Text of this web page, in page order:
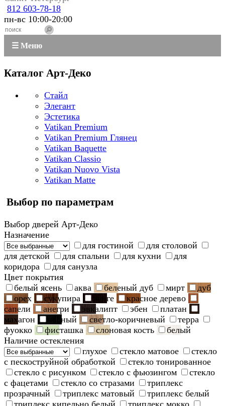
812 603-78-18
пн-вс 10:00-20:00
☰ Меню
Каталог Арт-Деко
Стайл
Элегант
Эстетика
Vatikan Premium
Vatikan Premium Глянец
Vatikan Baquette
Vatikan Classio
Vatikan Nuovo Vista
Vatikan Matte
Выбор по параметрам
Выбор дверей Арт-Деко
Назначение
для гостиной
для столовой
для детской
для спальни для кухни
для
коридора
для санузла
Цвет покрытия
белый ясень
аква беленый дуб мирт
дуб
орех
сукупира венге
красное дерево
сапели
анегри эвкалипт эбен
платан
махагон
черный светло-коричневый
терра
фуокко
фисташка слоновая кость
белый
Наличие остекления
глухое
стекло матовое
стекло
с пескоструйной обработкой
стекло тонированное
стекло с рисунком
стекло с фьюзингом
стекло
с фацетами
стекло со стразами
триплекс
прозрачный
триплекс матовый
триплекс белый